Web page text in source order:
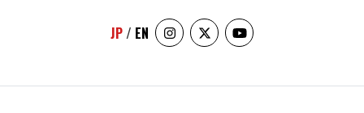
JP / EN